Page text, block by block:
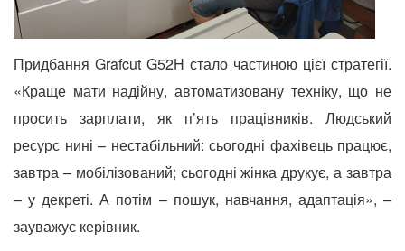
Придбання Grafcut G52H стало частиною цієї стратегії.
«Краще мати надійну, автоматизовану техніку, що не
просить зарплати, як п’ять працівників. Людський
ресурс нині – нестабільний: сьогодні фахівець працює,
завтра – мобілізований; сьогодні жінка друкує,а завтра
– у декреті. А потім – пошук, навчання, адаптація», –
зауважує керівник.